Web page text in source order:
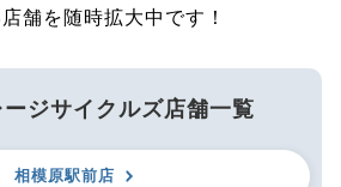
舗を随時拡大中です！
ジサイクルズ店舗一覧
相模原駅前店